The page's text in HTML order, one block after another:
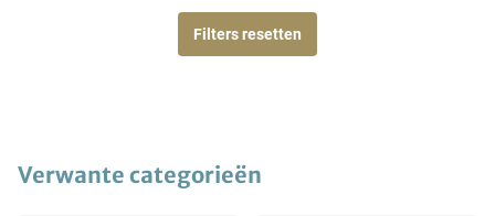
Filters resetten
Verwante categorieën